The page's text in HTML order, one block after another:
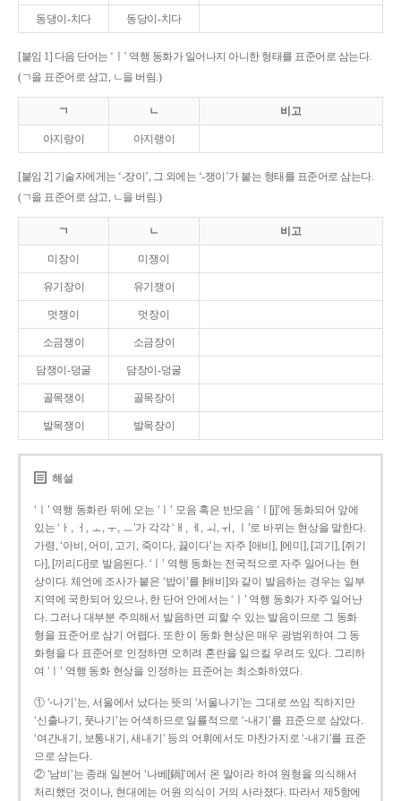
동댕이-치다 동당이-치다
[붙임 1] 다음 단어는 ‘ㅣ’ 역행 동화가 일어나지 아니한 형태를 표준어로 삼는다.
(ㄱ을 표준어로 삼고, ㄴ을 버림.)
ㄱ ㄴ 비고
아지랑이 아지랭이
[붙임 2] 기술자에게는 ‘-장이’, 그 외에는 ‘-쟁이’가 붙는 형태를 표준어로 삼는다.
(ㄱ을 표준어로 삼고, ㄴ을 버림.)
ㄱ ㄴ 비고
미장이 미쟁이
유기장이 유기쟁이
멋쟁이 멋장이
소금쟁이 소금장이
담쟁이-덩굴 담장이-덩굴
골목쟁이 골목장이
발목쟁이 발목장이
해설
‘ㅣ’ 역행 동화란 뒤에 오는 ‘ㅣ’ 모음 혹은 반모음 ‘ㅣ[j]’에 동화되어 앞에
있는 ‘ㅏ, ㅓ, ㅗ, ㅜ, ㅡ’가 각각 ‘ㅐ, ㅔ, ㅚ, ㅟ, ㅣ’로 바뀌는 현상을 말한다.
가령, ‘아비, 어미, 고기, 죽이다, 끓이다’는 자주 [애비], [에미], [괴기], [쥐기
다], [끼리다]로 발음된다. ‘ㅣ’ 역행 동화는 전국적으로 자주 일어나는 현
상이다. 체언에 조사가 붙은 ‘밥이’를 [배비]와 같이 발음하는 경우는 일부
지역에 국한되어 있으나, 한 단어 안에서는 ‘ㅣ’ 역행 동화가 자주 일어난
다. 그러나 대부분 주의해서 발음하면 피할 수 있는 발음이므로 그 동화
형을 표준어로 삼기 어렵다. 또한 이 동화 현상은 매우 광범위하여 그 동
화형을 다 표준어로 인정하면 오히려 혼란을 일으킬 우려도 있다. 그리하
여 ‘ㅣ’ 역행 동화 현상을 인정하는 표준어는 최소화하였다.
① ‘-나기’는, 서울에서 났다는 뜻의 ‘서울나기’는 그대로 쓰임 직하지만
‘신출나기, 풋나기’는 어색하므로 일률적으로 ‘-내기’를 표준으로 삼았다.
‘여간내기, 보통내기, 새내기’ 등의 어휘에서도 마찬가지로 ‘-내기’를 표준
으로 삼는다.
② ‘남비’는 종래 일본어 ‘나베[鍋]’에서 온 말이라 하여 원형을 의식해서
처리했던 것이나, 현대에는 어원 의식이 거의 사라졌다. 따라서 제5항에